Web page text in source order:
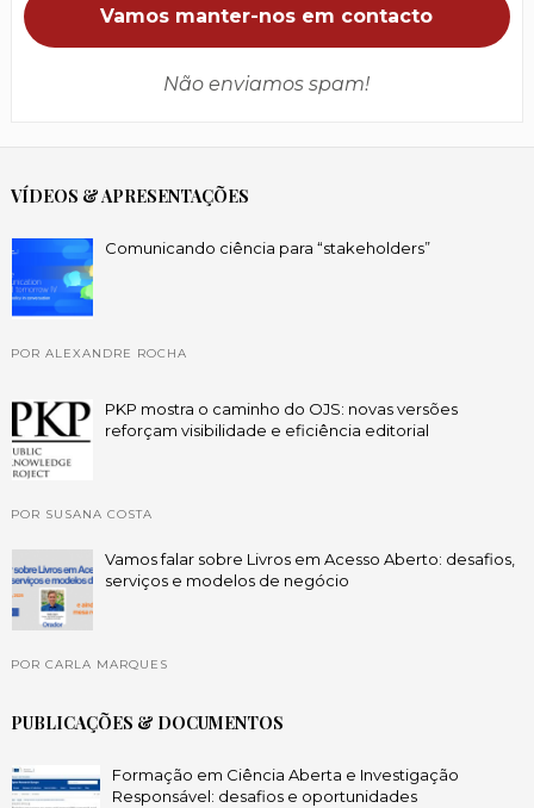
Não enviamos spam!
VÍDEOS & APRESENTAÇÕES
Comunicando ciência para “stakeholders”
POR ALEXANDRE ROCHA
PKP mostra o caminho do OJS: novas versões
reforçam visibilidade e eficiência editorial
POR SUSANA COSTA
Vamos falar sobre Livros em Acesso Aberto: desafios,
serviços e modelos de negócio
POR CARLA MARQUES
PUBLICAÇÕES & DOCUMENTOS
Formação em Ciência Aberta e Investigação
Responsável: desafios e oportunidades